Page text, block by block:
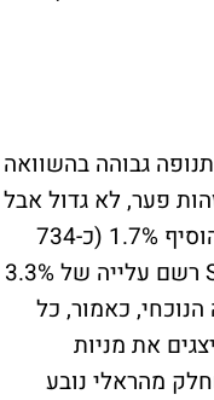
גבוהה בהשוואה
פער, לא גדול אבל
בולט יחסית - כשמדד ה-S&P 500 טיפס בכ-3.3% (כ-188 נקודות), והדאו ג’ונס הוסיף 1.7% (כ-734
נקודות), מדד הראסל 2000 זינק ב-4.5% (כ-93 נקודות), ומדד S&P MidCap 400 רשם עלייה של 3.3%
הנוכחי, כאמור, כל
את מניות
מהראלי נובע